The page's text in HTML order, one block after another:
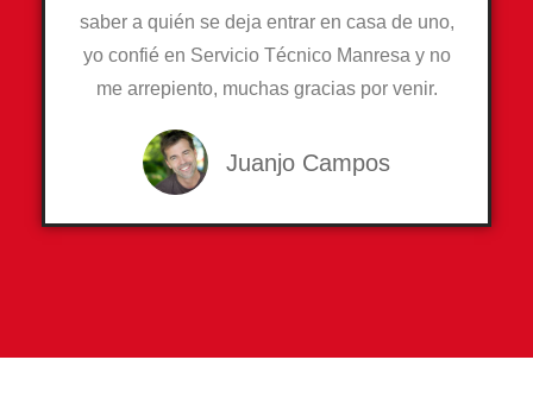
saber a quién se deja entrar en casa de uno,
yo confié en Servicio Técnico Manresa y no
me arrepiento, muchas gracias por venir.
Juanjo Campos